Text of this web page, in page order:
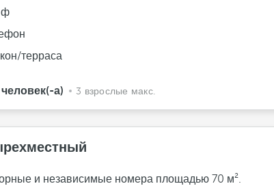
терраса
а) 3 взрослые макс.
и независимые номера площадью 70 м².